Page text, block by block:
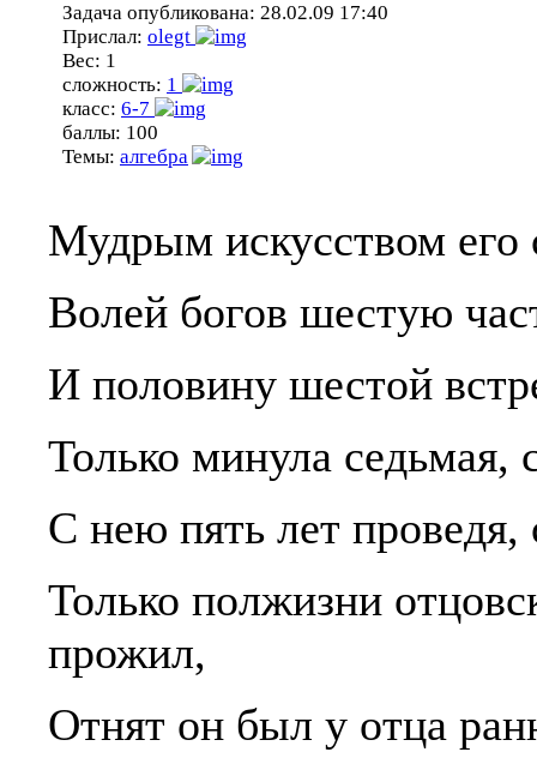
Задача опубликована: 28.02.09 17:40
Прислал: olegt
Вес: 1
сложность: 1
класс: 6-7
баллы: 100
Темы: алгебра
Мудрым искусством его
Волей богов шестую
И половину шестой
Только минула седьмая,
С нею пять лет
Только полжизни
прожил,
Отнят он был у отца